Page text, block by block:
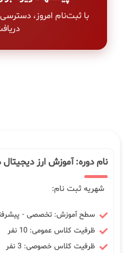
نام دوره: آموزش ارز دیجیتال
شهریه ثبت نام:
سطح آموزش: تخصصی -
ظرفیت کلاس عمومی: 10 نفر
ظرفیت کلاس خصوصی: 3 نفر